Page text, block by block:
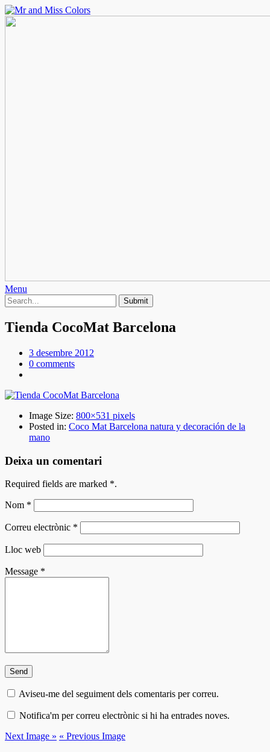
Menu
Tienda CocoMat Barcelona
3 desembre 2012
0 comments
Image Size: 800×531 pixels
Posted in: Coco Mat Barcelona natura y decoración de la
mano
Deixa un comentari
Required fields are marked *.
Nom *
Correu electrònic *
Lloc web
Message *
Aviseu-me del seguiment dels comentaris per correu.
Notifica'm per correu electrònic si hi ha entrades noves.
Next Image » « Previous Image